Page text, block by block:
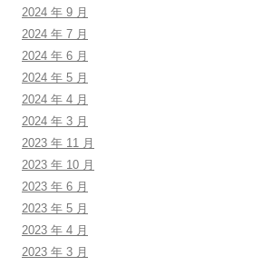
2024 年 9 月
2024 年 7 月
2024 年 6 月
2024 年 5 月
2024 年 4 月
2024 年 3 月
2023 年 11 月
2023 年 10 月
2023 年 6 月
2023 年 5 月
2023 年 4 月
2023 年 3 月